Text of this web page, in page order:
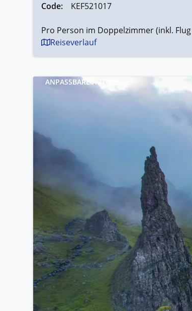
Code:
KEF521017
Pro Person im Doppelzimmer (inkl.
Reiseverlauf
ANPASSBARE AUTOREISE